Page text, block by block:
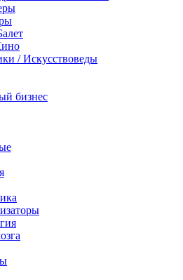
/ Искусствоведы
бизнес